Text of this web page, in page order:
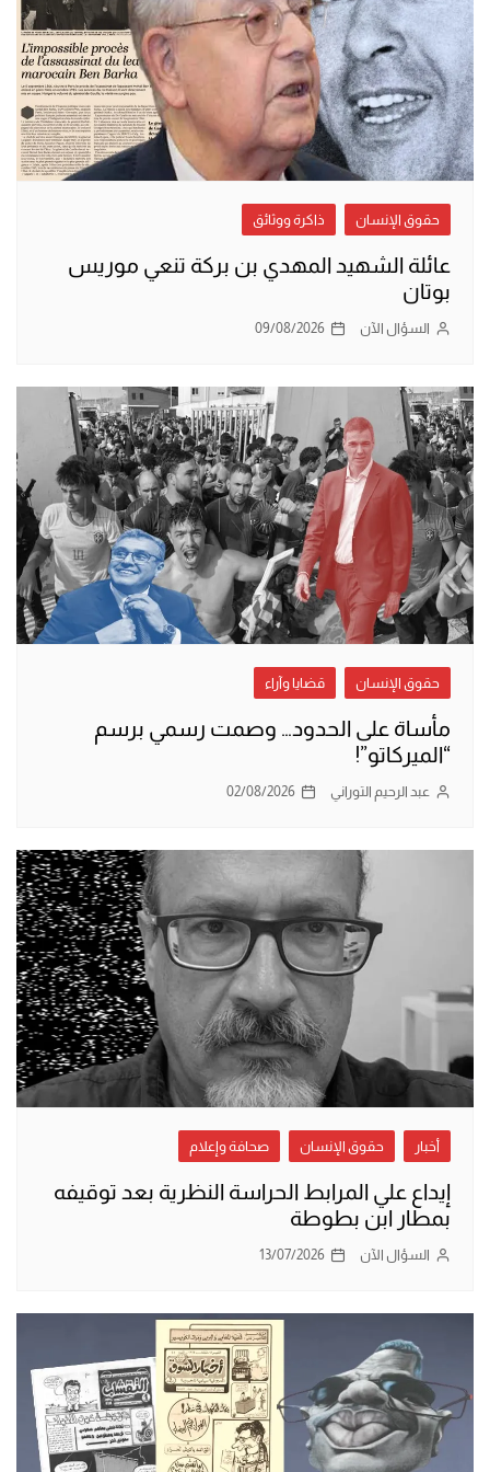
حقوق الإنسان ذاكرة ووثائق
عائلة الشهيد المهدي بن بركة تنعي موريس
بوتان
السؤال الآن 09/08/2026
حقوق الإنسان قضايا وآراء
مأساة على الحدود… وصمت رسمي برسم
“الميركاتو”!
عبد الرحيم التوراني 02/08/2026
أخبار حقوق الإنسان صحافة وإعلام
إيداع علي المرابط الحراسة النظرية بعد توقيفه
بمطار ابن بطوطة
السؤال الآن 13/07/2026